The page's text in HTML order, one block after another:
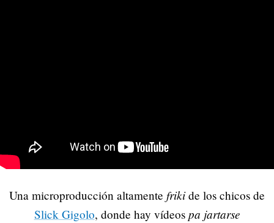
Una microproducción altamente frikide los chicos de
Slick Gigolo, donde hay vídeos pa jartarse